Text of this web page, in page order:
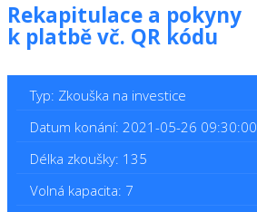
Rekapitulace a pokyny
k platbě vč. QR kódu
Typ: Zkouška na investice
Datum konání: 2021-05-26 09:30:00
Délka zkoušky: 135
Volná kapacita: 7